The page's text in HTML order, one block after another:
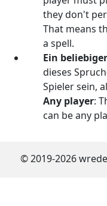
they don't
That means
a spell.
Ein
dieses
Spieler sein,
Any player:
can be any
© 2019-2026